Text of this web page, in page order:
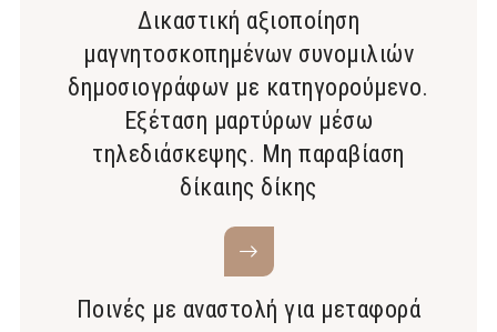
Δικαστική αξιοποίηση
μαγνητοσκοπημένων συνομιλιών
δημοσιογράφων με κατηγορούμενο.
Εξέταση μαρτύρων μέσω
τηλεδιάσκεψης. Μη παραβίαση
δίκαιης δίκης
Ποινές με αναστολή για μεταφορά